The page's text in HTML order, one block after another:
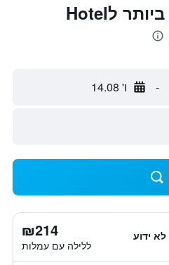
המבצעים הטובים ביותר לHotel
- ו' 14.08
₪214
ללילה עם עמלות